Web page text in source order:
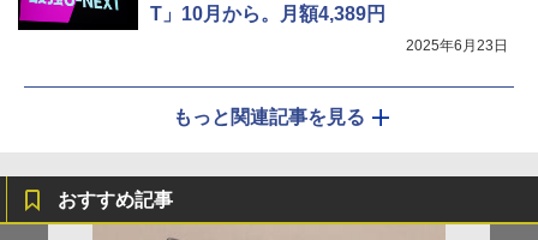
T」10月から。月額4,389円
2025年6月23日
もっと関連記事を見る
おすすめ記事